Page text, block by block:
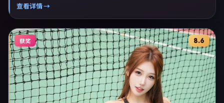
浸体验，可作为片单推荐、影评长文与专题策划的引用素材。
查看详情 →
获奖 8.6